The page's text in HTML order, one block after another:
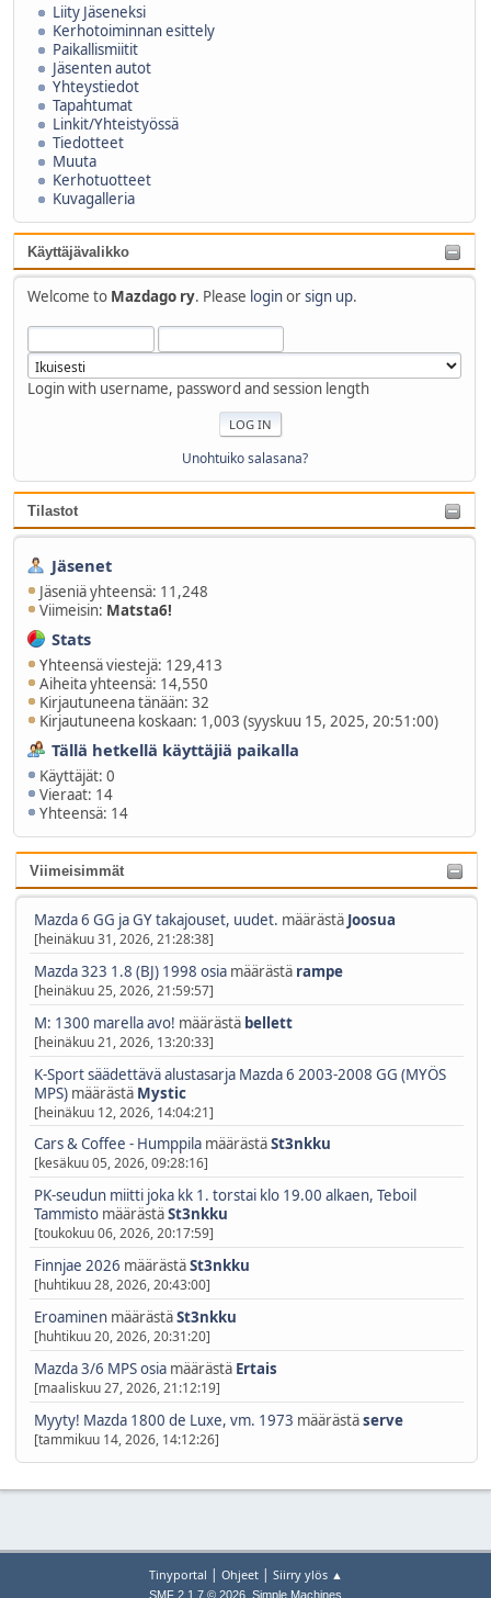
Liity Jäseneksi
Kerhotoiminnan esittely
Paikallismiitit
Jäsenten autot
Yhteystiedot
Tapahtumat
Linkit/Yhteistyössä
Tiedotteet
Muuta
Kerhotuotteet
Kuvagalleria
Käyttäjävalikko
Welcome to Mazdago ry. Please loginorsign up.
Login with username, password and session length
Unohtuiko salasana?
Tilastot
Jäsenet
Jäseniä yhteensä: 11,248
Viimeisin: Matsta6!
Stats
Yhteensä viestejä: 129,413
Aiheita yhteensä: 14,550
Kirjautuneena tänään: 32
Kirjautuneena koskaan: 1,003 (syyskuu 15, 2025, 20:51:00)
Tällä hetkellä käyttäjiä paikalla
Käyttäjät: 0
Vieraat: 14
Yhteensä: 14
Viimeisimmät
Mazda 6 GG ja GY takajouset, uudet. määrästä Joosua
[heinäkuu 31, 2026, 21:28:38]
Mazda 323 1.8 (BJ) 1998 osiamäärästä rampe
[heinäkuu 25, 2026, 21:59:57]
M: 1300 marella avo! määrästä bellett
[heinäkuu 21, 2026, 13:20:33]
K-Sport säädettävä alustasarja Mazda 6 2003-2008 GG (MYÖS
MPS)määrästä Mystic
[heinäkuu 12, 2026, 14:04:21]
Cars & Coffee - HumppilamäärästäSt3nkku
[kesäkuu 05, 2026, 09:28:16]
PK-seudun miitti joka kk 1. torstai klo 19.00 alkaen, Teboil
TammistomäärästäSt3nkku
[toukokuu 06, 2026, 20:17:59]
Finnjae 2026 määrästäSt3nkku
[huhtikuu 28, 2026, 20:43:00]
EroaminenmäärästäSt3nkku
[huhtikuu 20, 2026, 20:31:20]
Mazda 3/6 MPS osia määrästä Ertais
[maaliskuu 27, 2026, 21:12:19]
Myyty! Mazda 1800 de Luxe, vm. 1973 määrästäserve
[tammikuu 14, 2026, 14:12:26]
Tinyportal | Ohjeet| Siirry ylös ▲
SMF 2.1.7 © 2026 Simple Machines